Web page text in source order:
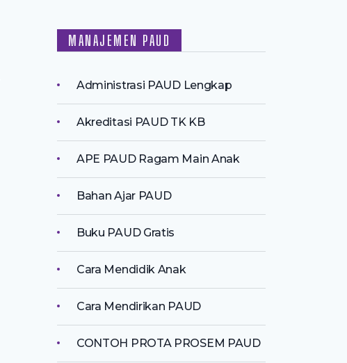
MANAJEMEN PAUD
Administrasi PAUD Lengkap
Akreditasi PAUD TK KB
APE PAUD Ragam Main Anak
Bahan Ajar PAUD
Buku PAUD Gratis
Cara Mendidik Anak
Cara Mendirikan PAUD
CONTOH PROTA PROSEM PAUD